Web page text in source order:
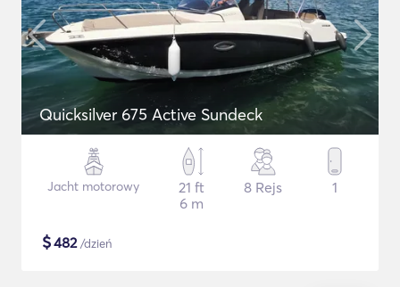
Quicksilver 675 Active Sundeck
Jacht motorowy
21 ft
6 m
8 Rejs 1
$482/dzień